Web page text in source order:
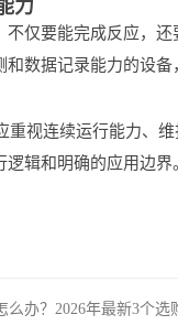
力
不仅要能完成反应，
数据记录能力的设
重视连续运行能力、
辑和明确的应用边
么办？2026年最新3个选